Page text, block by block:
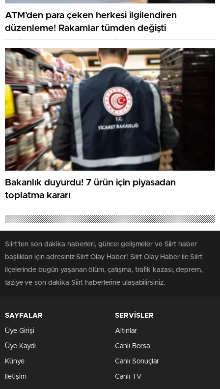
ATM’den para çeken herkesi ilgilendiren
düzenleme! Rakamlar tümden değişti
Bakanlık duyurdu! 7 ürün için piyasadan
toplatma kararı
Siirt'ten son dakika haberleri, güncel gelişmeler ve Siirt haber
başlıkları için adresiniz Siirt Olay Haber! Siirt Olay Haber ile Siirt
ilçelerinde bugün yaşanan ölüm, çatışma, trafik kazası, deprem,
taziye ve son dakika Siirt haberlerine ulaşabilirsiniz.
SAYFALAR
Üye Girişi
Üye Kaydı
Künye
İletişim
SERVİSLER
Altınlar
Canlı Borsa
Canlı Sonuçlar
Canlı TV